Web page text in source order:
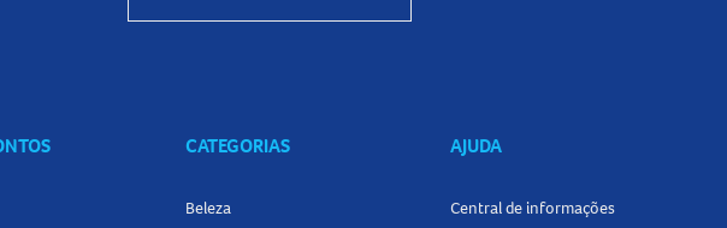
CATEGORIAS
Beleza
AJUDA
Central de informações